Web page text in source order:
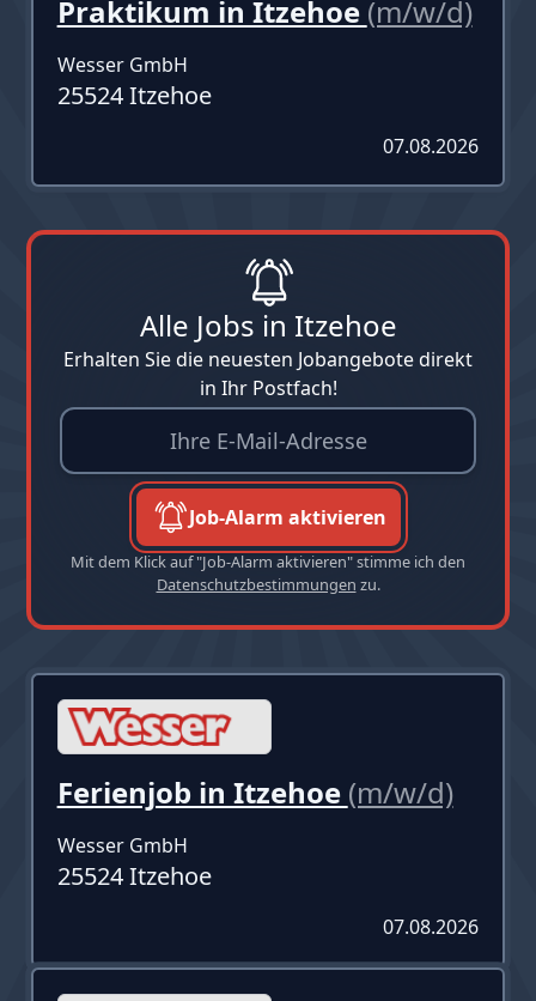
Praktikum in Itzehoe (m/w/d)
Wesser GmbH
25524 Itzehoe
07.08.2026
Alle Jobs in Itzehoe
Erhalten Sie die neuesten Jobangebote direkt
in Ihr Postfach!
Job-Alarm aktivieren
Mit dem Klick auf "Job-Alarm aktivieren" stimme ich den
Datenschutzbestimmungen zu.
Ferienjob in Itzehoe (m/w/d)
Wesser GmbH
25524 Itzehoe
07.08.2026